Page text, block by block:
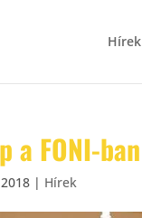
Hírek
a FONI-ban
| Hírek